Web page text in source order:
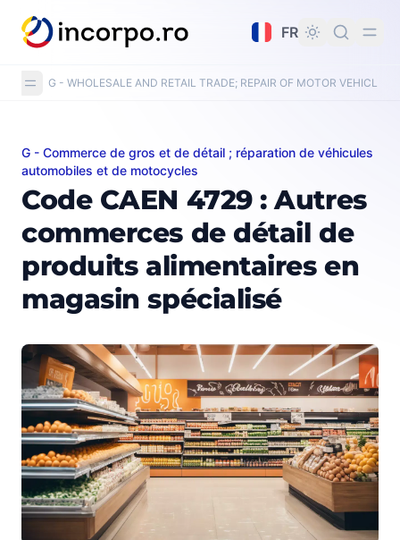
principal
FR
G - WHOLESALE AND RETAIL TRADE; REPAIR OF MOTOR VEHICLES
Code CAEN 4729 : Autres commerces de détail de
G - Commerce de gros et de détail ; réparation de véhicules
automobiles et de motocycles
Code CAEN 4729 : Autres
commerces de détail de
produits alimentaires en
magasin spécialisé